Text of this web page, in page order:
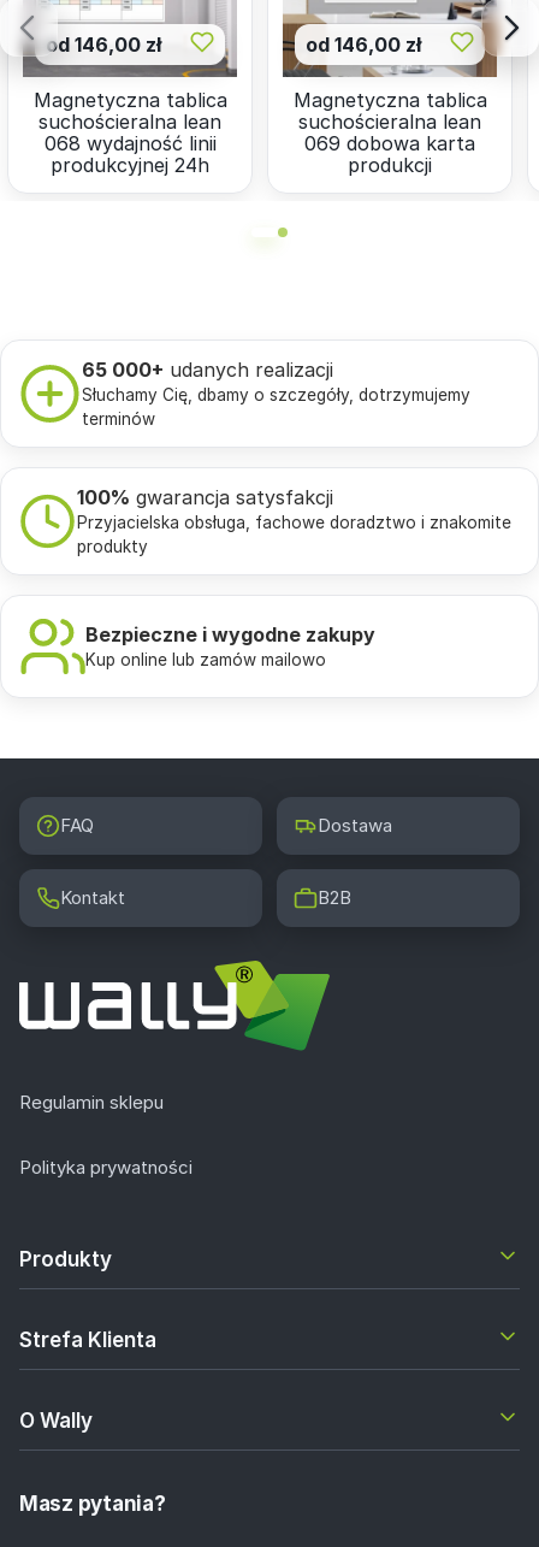
od 146,00 zł
Magnetyczna tablica
suchościeralna lean
068 wydajność linii
produkcyjnej 24h
od 146,00 zł
Magnetyczna tablica
suchościeralna lean
069 dobowa karta
produkcji
65 000+ udanych realizacji
Słuchamy Cię, dbamy o szczegóły, dotrzymujemy
terminów
100% gwarancja satysfakcji
Przyjacielska obsługa, fachowe doradztwo i znakomite
produkty
Bezpieczne i wygodne zakupy
Kup online lub zamów mailowo
FAQ Dostawa
Kontakt B2B
Regulamin sklepu
Polityka prywatności
Produkty
Strefa Klienta
O Wally
Masz pytania?